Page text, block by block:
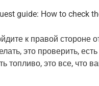
к правой стороне
это проверить,
топливо, это все, что